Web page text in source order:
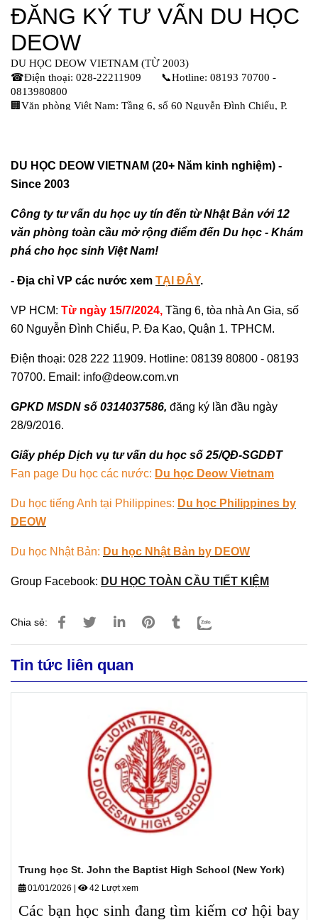
DU HỌC DEOW VIETNAM (20+ Năm kinh nghiệm) -
Since 2003
Công ty tư vấn du học uy tín đến từ Nhật Bản với 12
văn phòng toàn cầu mở rộng điểm đến Du học - Khám
phá cho học sinh Việt Nam!
- Địa chỉ VP các nước xem TẠI ĐÂY.
VP HCM: Từ ngày 15/7/2024, Tầng 6, tòa nhà An Gia, số
60 Nguyễn Đình Chiểu, P. Đa Kao, Quận 1. TPHCM.
Điện thoại: 028 222 11909. Hotline: 08139 80800 - 08193
70700. Email: info@deow.com.vn
GPKD MSDN số 0314037586, đăng ký lần đầu ngày
28/9/2016.
Giấy phép Dịch vụ tư vấn du học số 25/QĐ-SGDĐT
Fan page Du học các nước: Du học Deow Vietnam
Du học tiếng Anh tại Philippines: Du học Philippines by
DEOW
Du học Nhật Bản: Du học Nhật Bản by DEOW
Group Facebook: DU HỌC TOÀN CẦU TIẾT KIỆM
Chia sẻ:
Tin tức liên quan
Trung học St. John the Baptist High School (New York)
01/01/2026 | 42 Lượt xem
Các bạn học sinh đang tìm kiếm cơ hội bay